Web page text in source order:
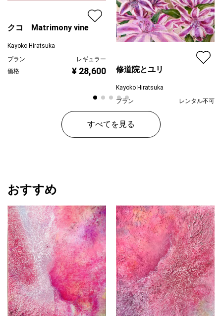
クコ Matrimony vine
Kayoko Hiratsuka
プラン
レギュラー
価格
¥ 28,600 修道院とユリ
Kayoko Hiratsuka
プラン
レンタル不可
価格
すべてを見る
おすすめ